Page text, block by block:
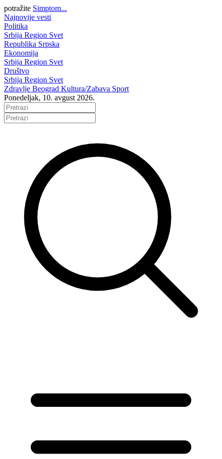
potražite Simptom...
Najnovije vesti
Politika
Srbija Region Svet
Republika Srpska
Ekonomija
Srbija Region Svet
Društvo
Srbija Region Svet
Zdravlje Beograd Kultura/Zabava Sport
Ponedeljak, 10. avgust 2026.